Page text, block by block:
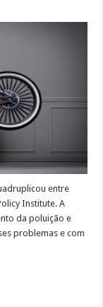
entre
Institute. A
da poluição e
problemas e com